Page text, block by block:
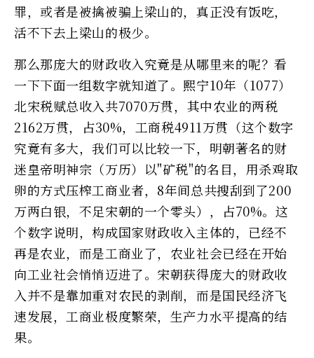
罪，或者是被擒被骗上梁山的，真正没有饭吃，
活不下去上梁山的极少。
那么那庞大的财政收入究竟是从哪里来的呢？看
一下下面一组数字就知道了。熙宁10年（1077）
北宋税赋总收入共7070万贯，其中农业的两税
2162万贯，占30%，工商税4911万贯（这个数字
究竟有多大，我们可以比较一下，明朝著名的财
迷皇帝明神宗（万历）以"矿税"的名目，用杀鸡取
卵的方式压榨工商业者，8年间总共搜刮到了200
万两白银，不足宋朝的一个零头），占70%。这
个数字说明，构成国家财政收入主体的，已经不
再是农业，而是工商业了，农业社会已经在开始
向工业社会悄悄迈进了。宋朝获得庞大的财政收
入并不是靠加重对农民的剥削，而是国民经济飞
速发展，工商业极度繁荣，生产力水平提高的结
果。